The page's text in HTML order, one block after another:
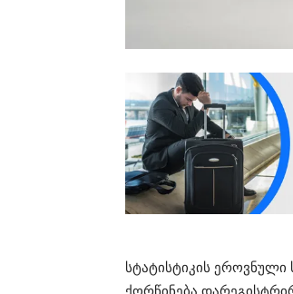
სტატისტიკის ეროვნული